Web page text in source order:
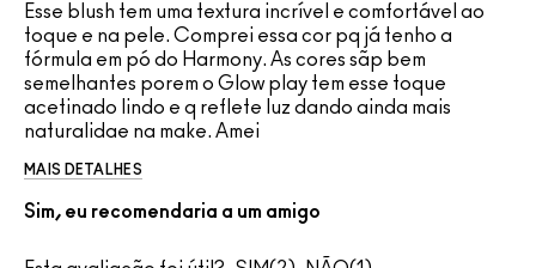
Esse blush tem uma textura incrível e comfortável ao
toque e na pele. Comprei essa cor pq já tenho a
fórmula em pó do Harmony. As cores sãp bem
semelhantes porem o Glow play tem esse toque
acetinado lindo e q reflete luz dando ainda mais
naturalidae na make. Amei
MAIS DETALHES
Sim, eu recomendaria a um amigo